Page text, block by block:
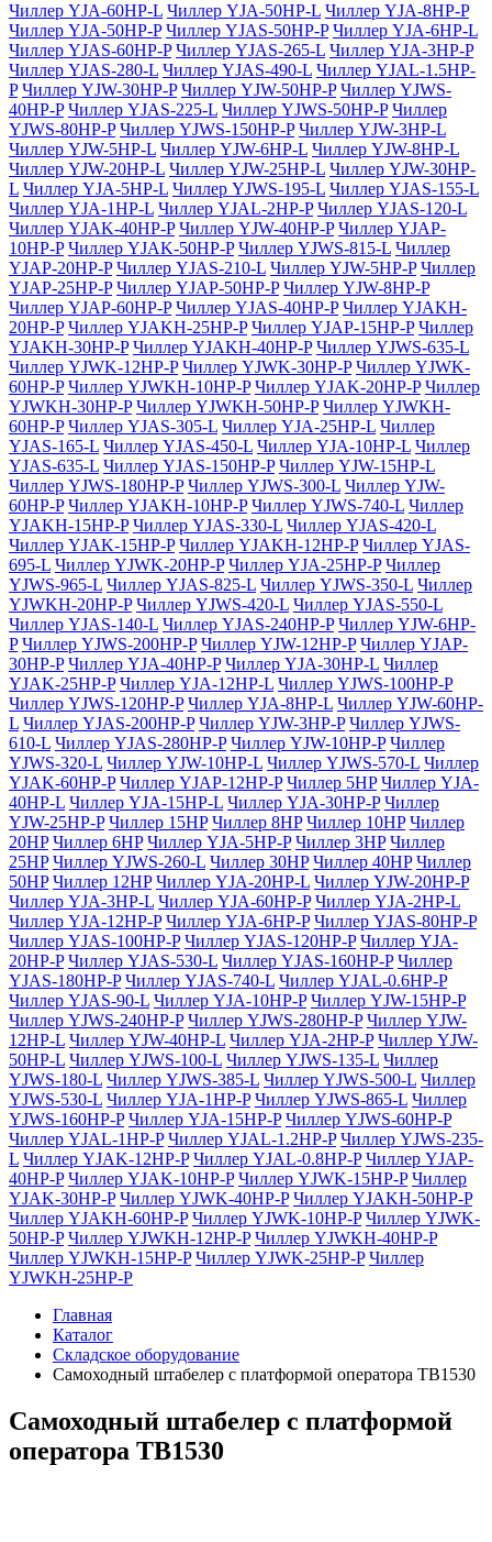
Чиллер YJA-60HP-L Чиллер YJA-50HP-L Чиллер YJA-8HP-P
Чиллер YJA-50HP-P Чиллер YJAS-50HP-P Чиллер YJA-6HP-L
Чиллер YJAS-60HP-P Чиллер YJAS-265-L Чиллер YJA-3HP-P
Чиллер YJAS-280-L Чиллер YJAS-490-L Чиллер YJAL-1.5HP-
P Чиллер YJW-30HP-P Чиллер YJW-50HP-P Чиллер YJWS-
40HP-P Чиллер YJAS-225-L Чиллер YJWS-50HP-P Чиллер
YJWS-80HP-P Чиллер YJWS-150HP-P Чиллер YJW-3HP-L
Чиллер YJW-5HP-L Чиллер YJW-6HP-L Чиллер YJW-8HP-L
Чиллер YJW-20HP-L Чиллер YJW-25HP-L Чиллер YJW-30HP-
L Чиллер YJA-5HP-L Чиллер YJWS-195-L Чиллер YJAS-155-L
Чиллер YJA-1HP-L Чиллер YJAL-2HP-P Чиллер YJAS-120-L
Чиллер YJAK-40HP-P Чиллер YJW-40HP-P Чиллер YJAP-
10HP-P Чиллер YJAK-50HP-P Чиллер YJWS-815-L Чиллер
YJAP-20HP-P Чиллер YJAS-210-L Чиллер YJW-5HP-P Чиллер
YJAP-25HP-P Чиллер YJAP-50HP-P Чиллер YJW-8HP-P
Чиллер YJAP-60HP-P Чиллер YJAS-40HP-P Чиллер YJAKH-
20HP-P Чиллер YJAKH-25HP-P Чиллер YJAP-15HP-P Чиллер
YJAKH-30HP-P Чиллер YJAKH-40HP-P Чиллер YJWS-635-L
Чиллер YJWK-12HP-P Чиллер YJWK-30HP-P Чиллер YJWK-
60HP-P Чиллер YJWKH-10HP-P Чиллер YJAK-20HP-P Чиллер
YJWKH-30HP-P Чиллер YJWKH-50HP-P Чиллер YJWKH-
60HP-P Чиллер YJAS-305-L Чиллер YJA-25HP-L Чиллер
YJAS-165-L Чиллер YJAS-450-L Чиллер YJA-10HP-L Чиллер
YJAS-635-L Чиллер YJAS-150HP-P Чиллер YJW-15HP-L
Чиллер YJWS-180HP-P Чиллер YJWS-300-L Чиллер YJW-
60HP-P Чиллер YJAKH-10HP-P Чиллер YJWS-740-L Чиллер
YJAKH-15HP-P Чиллер YJAS-330-L Чиллер YJAS-420-L
Чиллер YJAK-15HP-P Чиллер YJAKH-12HP-P Чиллер YJAS-
695-L Чиллер YJWK-20HP-P Чиллер YJA-25HP-P Чиллер
YJWS-965-L Чиллер YJAS-825-L Чиллер YJWS-350-L Чиллер
YJWKH-20HP-P Чиллер YJWS-420-L Чиллер YJAS-550-L
Чиллер YJAS-140-L Чиллер YJAS-240HP-P Чиллер YJW-6HP-
P Чиллер YJWS-200HP-P Чиллер YJW-12HP-P Чиллер YJAP-
30HP-P Чиллер YJA-40HP-P Чиллер YJA-30HP-L Чиллер
YJAK-25HP-P Чиллер YJA-12HP-L Чиллер YJWS-100HP-P
Чиллер YJWS-120HP-P Чиллер YJA-8HP-L Чиллер YJW-60HP-
L Чиллер YJAS-200HP-P Чиллер YJW-3HP-P Чиллер YJWS-
610-L Чиллер YJAS-280HP-P Чиллер YJW-10HP-P Чиллер
YJWS-320-L Чиллер YJW-10HP-L Чиллер YJWS-570-L Чиллер
YJAK-60HP-P Чиллер YJAP-12HP-P Чиллер 5HP Чиллер YJA-
40HP-L Чиллер YJA-15HP-L Чиллер YJA-30HP-P Чиллер
YJW-25HP-P Чиллер 15HP Чиллер 8HP Чиллер 10HP Чиллер
20HP Чиллер 6HP Чиллер YJA-5HP-P Чиллер 3HP Чиллер
25HP Чиллер YJWS-260-L Чиллер 30HP Чиллер 40HP Чиллер
50HP Чиллер 12HP Чиллер YJA-20HP-L Чиллер YJW-20HP-P
Чиллер YJA-3HP-L Чиллер YJA-60HP-P Чиллер YJA-2HP-L
Чиллер YJA-12HP-P Чиллер YJA-6HP-P Чиллер YJAS-80HP-P
Чиллер YJAS-100HP-P Чиллер YJAS-120HP-P Чиллер YJA-
20HP-P Чиллер YJAS-530-L Чиллер YJAS-160HP-P Чиллер
YJAS-180HP-P Чиллер YJAS-740-L Чиллер YJAL-0.6HP-P
Чиллер YJAS-90-L Чиллер YJA-10HP-P Чиллер YJW-15HP-P
Чиллер YJWS-240HP-P Чиллер YJWS-280HP-P Чиллер YJW-
12HP-L Чиллер YJW-40HP-L Чиллер YJA-2HP-P Чиллер YJW-
50HP-L Чиллер YJWS-100-L Чиллер YJWS-135-L Чиллер
YJWS-180-L Чиллер YJWS-385-L Чиллер YJWS-500-L Чиллер
YJWS-530-L Чиллер YJA-1HP-P Чиллер YJWS-865-L Чиллер
YJWS-160HP-P Чиллер YJA-15HP-P Чиллер YJWS-60HP-P
Чиллер YJAL-1HP-P Чиллер YJAL-1.2HP-P Чиллер YJWS-235-
L Чиллер YJAK-12HP-P Чиллер YJAL-0.8HP-P Чиллер YJAP-
40HP-P Чиллер YJAK-10HP-P Чиллер YJWK-15HP-P Чиллер
YJAK-30HP-P Чиллер YJWK-40HP-P Чиллер YJAKH-50HP-P
Чиллер YJAKH-60HP-P Чиллер YJWK-10HP-P Чиллер YJWK-
50HP-P Чиллер YJWKH-12HP-P Чиллер YJWKH-40HP-P
Чиллер YJWKH-15HP-P Чиллер YJWK-25HP-P Чиллер
YJWKH-25HP-P
Главная
Каталог
Складское оборудование
Самоходный штабелер с платформой оператора TB1530
Самоходный штабелер с платформой
оператора TB1530